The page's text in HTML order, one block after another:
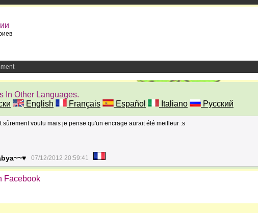
In Other Languages.
English Français Español Italiano Русский
sûrement voulu mais je pense qu'un encrage aurait été meilleur :s
07/12/2012 20:59:41
Facebook